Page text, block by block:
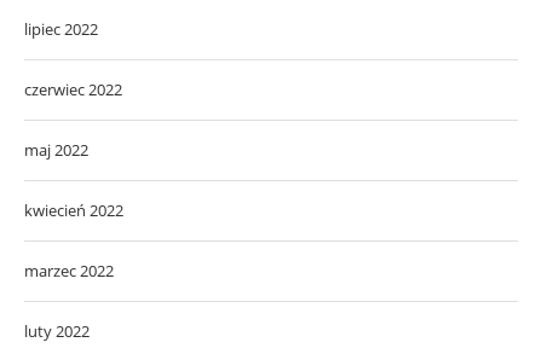
lipiec 2022
czerwiec 2022
maj 2022
kwiecień 2022
marzec 2022
luty 2022